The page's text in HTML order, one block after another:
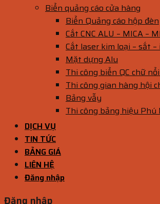
Biển quảng cáo cửa hàng
Biển Quảng cáo hộp đèn
Cắt CNC ALU – MICA –
Cắt laser kim loại – sắt –
Mặt dựng Alu
Thi công biển QC chữ
Thi công gian hàng hội
Bảng vẫy
Thi công bảng hiệu
DỊCH VỤ
TIN TỨC
BẢNG GIÁ
LIÊN HỆ
Đăng nhập
Đăng nhập